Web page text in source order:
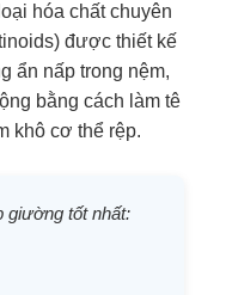
hóa chất chuyên
được thiết kế
ẩn nấp trong nệm,
bằng cách làm tê
khô cơ thể rệp.
giường tốt nhất: